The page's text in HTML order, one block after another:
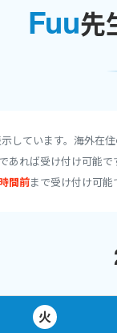
ないと、レッスン
ルをチェックして
＊＊＊＊＊＊＊＊＊
Fuu先
しています。海外在
あれば受け付け可能で
間前まで受け付け可能
火